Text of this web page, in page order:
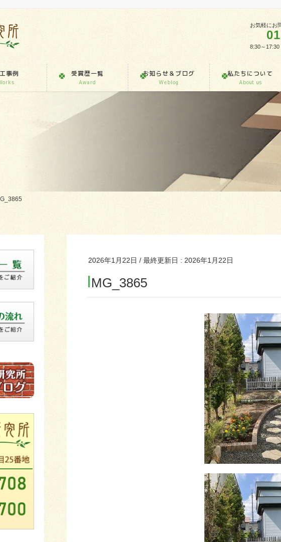
お気軽にお
8:30～
事例 受賞歴一覧
Award
お知らせ＆ブログ
Weblog
私たちについて
About us
2026年1月22日 / 最終更新日 : 2026年1月22日
IMG_3865